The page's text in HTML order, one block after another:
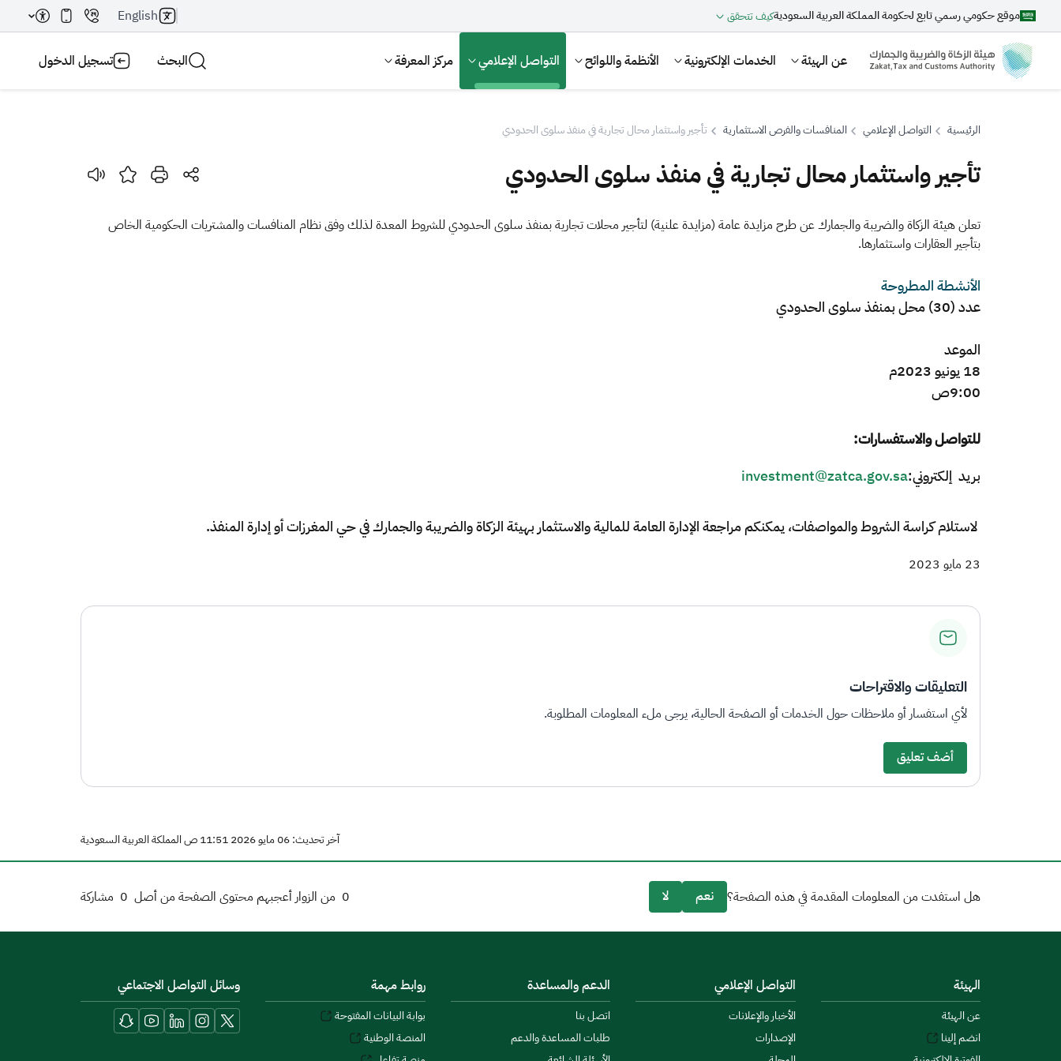
موقع حكومي رسمي تابع لحكومة المملكة العربية السعوديةكيف تتحقق English
عن الهيئة الخدمات الإلكترونية الأنظمة واللوائح التواصل الإعلامي مركز المعرفة البحث تسجيل الدخول
بحث
الزكاة الجمارك ضريبة القيمة المضافة
الرئيسية التواصل الإعلامي المنافسات والفرص الاستثمارية تأجير واستثمار محال تجارية في منفذ سلوى الحدودي
تأجير واستثمار محال تجارية في منفذ سلوى الحدودي
​​تعلن هيئة الزكاة والضريبة والجمارك عن طرح مزايدة عامة (مزايدة علنية) لتأجير محلات تجارية بمنفذ سلوى الحدودي للشروط المعدة لذلك وفق نظام المنافسات والمشتريات الحكومية الخاص
بتأجير العقارات واستثمارها.
الأنشطة المطروحة
عدد (30) محل بمنفذ سلوى الحدودي
الموعد
18 يونيو 2023م
9:00ص ​
للتواصل والاستفسارات:
بريد إلكتروني:investment@zatca.gov.sa
لاستلام كراسة الشروط والمواصفات، يمكنكم مراجعة الإدارة العامة للمالية والاستثمار بهيئة الزكاة والضريبة والجمارك في حي المغرزات أو إدارة المنفذ.​
23 مايو 2023
التعليقات والاقتراحات
لأي استفسار أو ملاحظات حول الخدمات أو الصفحة الحالية، يرجى ملء المعلومات المطلوبة.
أضف تعليق
آخر تحديث: 06 مايو 2026 11:51 ص المملكة العربية السعودية
0 من الزوار أعجبهم محتوى الصفحة من أصل 0 مشاركة هل استفدت من المعلومات المقدمة في هذه الصفحة؟ نعم لا
الهيئة
عن الهيئة
انضم إلينا
التواصل الإعلامي
الأخبار والإعلانات
الإصدارات
الدعم والمساعدة
اتصل بنا
طلبات المساعدة والدعم
روابط مهمة
بوابة البيانات المفتوحة
المنصة الوطنية
وسائل التواصل الاجتماعي